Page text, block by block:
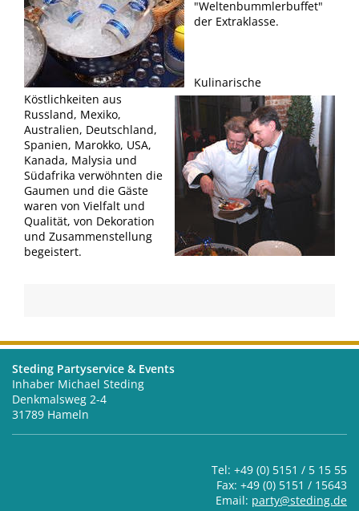
"Weltenbummlerbuffet"
der Extraklasse.
Kulinarische
Köstlichkeiten aus
Russland, Mexiko,
Australien, Deutschland,
Spanien, Marokko, USA,
Kanada, Malysia und
Südafrika verwöhnten die
Gaumen und die Gäste
waren von Vielfalt und
Qualität, von Dekoration
und Zusammenstellung
begeistert.
Steding Partyservice & Events
Inhaber Michael Steding
Denkmalsweg 2-4
31789 Hameln
Tel: +49 (0) 5151 / 5 15 55
Fax: +49 (0) 5151 / 15643
Email: party@steding.de